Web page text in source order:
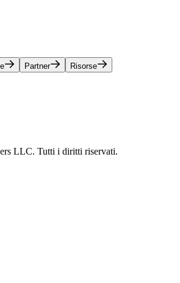
Partner​​ Risorse​​
LLC. Tutti i diritti riservati.​​